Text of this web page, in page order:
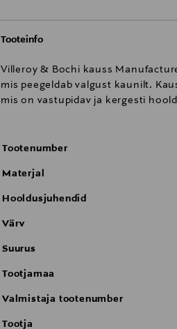
Tooteinfo
Villeroy & Bochi kauss
mis peegeldab valgust kaunilt.
mis on vastupidav ja kergesti
Tootenumber
Materjal
Hooldusjuhendid
Värv
Suurus
Tootjamaa
Valmistaja tootenumber
Tootja